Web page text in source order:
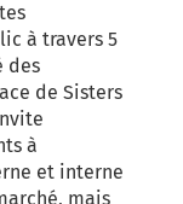
réside dans
les
de santé
peu
en
étudiants
au service
à la société.
à travers 5
des
de Sisters
à
et interne
mais